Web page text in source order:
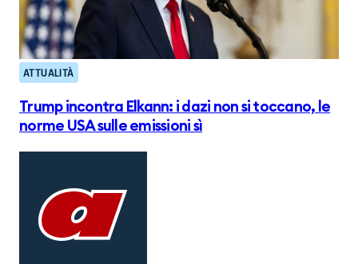
ATTUALITÀ
Trump incontra Elkann: i dazi non si toccano, le
norme USA sulle emissioni sì